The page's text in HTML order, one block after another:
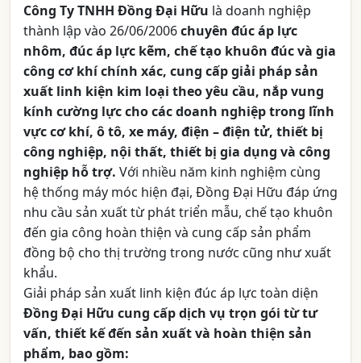
Công Ty TNHH Đồng Đại Hữu là doanh nghiệp
thành lập vào 26/06/2006chuyên đúc áp lực
nhôm, đúc áp lực kẽm, chế tạo khuôn đúc và gia
công cơ khí chính xác, cung cấp giải pháp sản
xuất linh kiện kim loại theo yêu cầu, nắp vung
kính cường lực cho các doanh nghiệp trong lĩnh
vực cơ khí, ô tô, xe máy, điện – điện tử, thiết bị
công nghiệp, nội thất, thiết bị gia dụng và công
nghiệp hỗ trợ. Với nhiều năm kinh nghiệm cùng
hệ thống máy móc hiện đại, Đồng Đại Hữu đáp ứng
nhu cầu sản xuất từ phát triển mẫu, chế tạo khuôn
đến gia công hoàn thiện và cung cấp sản phẩm
đồng bộ cho thị trường trong nước cũng như xuất
khẩu.
Giải pháp sản xuất linh kiện đúc áp lực toàn diện
Đồng Đại Hữu cung cấp dịch vụ trọn gói từ tư
vấn, thiết kế đến sản xuất và hoàn thiện sản
phẩm, bao gồm: